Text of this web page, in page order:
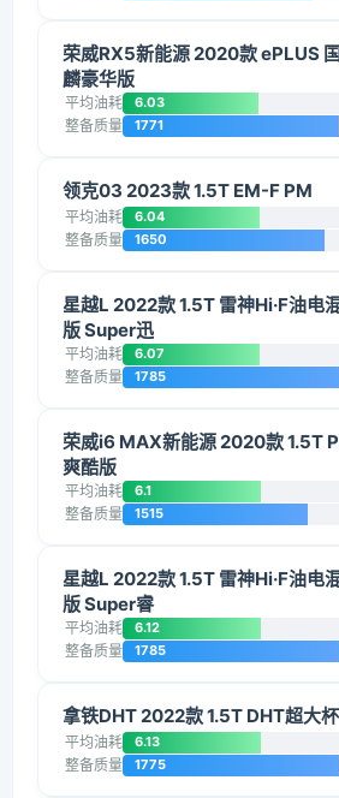
荣威RX5新能源 2020款 ePLUS
麟豪华版
平均油耗 6.03
整备质量 1771
领克03 2023款 1.5T EM-F PM
平均油耗 6.04
整备质量 1650
星越L 2022款 1.5T 雷神Hi·F油电
版 Super迅
平均油耗 6.07
整备质量 1785
荣威i6 MAX新能源 2020款 1.5T
爽酷版
平均油耗 6.1
整备质量 1515
星越L 2022款 1.5T 雷神Hi·F油电
版 Super睿
平均油耗 6.12
整备质量 1785
拿铁DHT 2022款 1.5T DHT超大杯
平均油耗 6.13
整备质量 1775